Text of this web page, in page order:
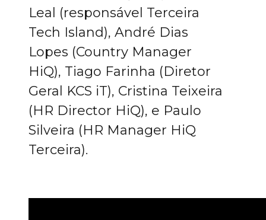
Leal (responsável Terceira
Tech Island), André Dias
Lopes (Country Manager
HiQ), Tiago Farinha (Diretor
Geral KCS iT), Cristina Teixeira
(HR Director HiQ), e Paulo
Silveira (HR Manager HiQ
Terceira).